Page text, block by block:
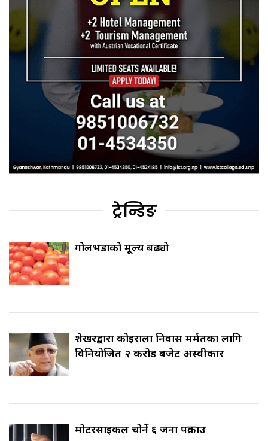
ट्रेन्डिङ
गोलभेँडाको मूल्य बढ्यो
शेखरद्वारा कोइराला निवास मर्मतका लागि
विनियोजित २ करोड बजेट अस्वीकार
मोटरसाइकल चोर्ने ६ जना पक्राउ